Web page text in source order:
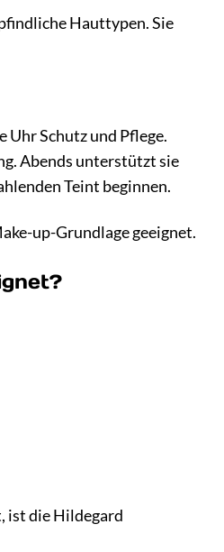
Hauttypen. Sie
Schutz und Pflege.
Abends unterstützt sie
Teint beginnen.
up-Grundlage geeignet.
ist die Hildegard